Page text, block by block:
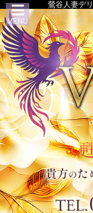
鶯谷人妻デ
MENU